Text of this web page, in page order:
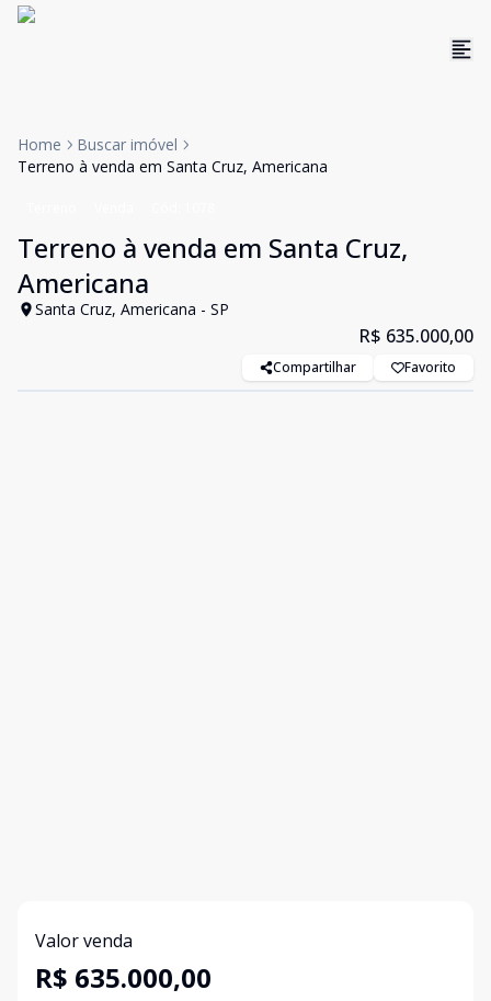
Home
Buscar imóvel
Terreno à venda em Santa Cruz, Americana
Terreno à venda em Santa Cruz,
Americana
Santa Cruz, Americana - SP
R$ 635.000,00
Compartilhar Favorito
Valor venda
R$ 635.000,00